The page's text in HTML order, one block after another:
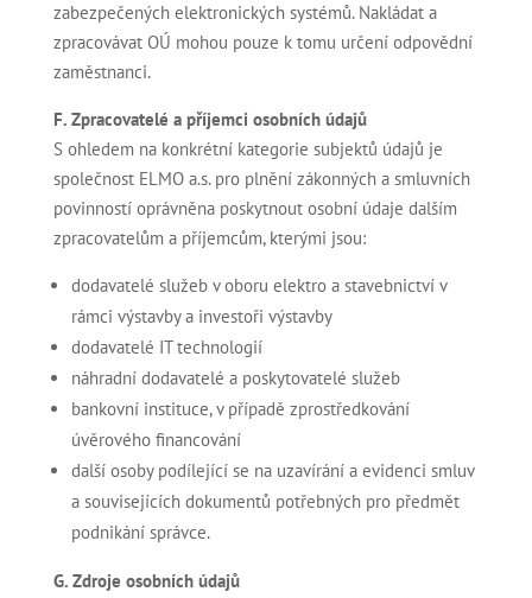
zabezpečených elektronických systémů. Nakládat a
zpracovávat OÚ mohou pouze k tomu určení odpovědní
zaměstnanci.
F. Zpracovatelé a příjemci osobních údajů
S ohledem na konkrétní kategorie subjektů údajů je
společnost ELMO a.s. pro plnění zákonných a smluvních
povinností oprávněna poskytnout osobní údaje dalším
zpracovatelům a příjemcům, kterými jsou:
dodavatelé služeb v oboru elektro a stavebnictví v
rámci výstavby a investoři výstavby
dodavatelé IT technologií
náhradní dodavatelé a poskytovatelé služeb
bankovní instituce, v případě zprostředkování
úvěrového financování
další osoby podílející se na uzavírání a evidenci smluv
a souvisejících dokumentů potřebných pro předmět
podnikání správce.
G. Zdroje osobních údajů